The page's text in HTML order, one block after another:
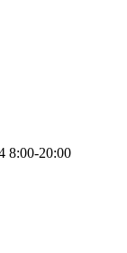
8:00-20:00